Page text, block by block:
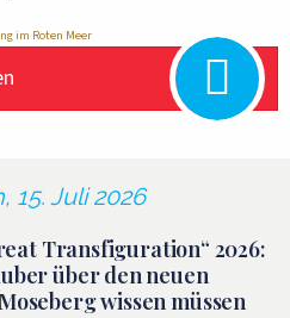
15. Juli 2026
Transfiguration“ 2026:
über den neuen
wissen müssen